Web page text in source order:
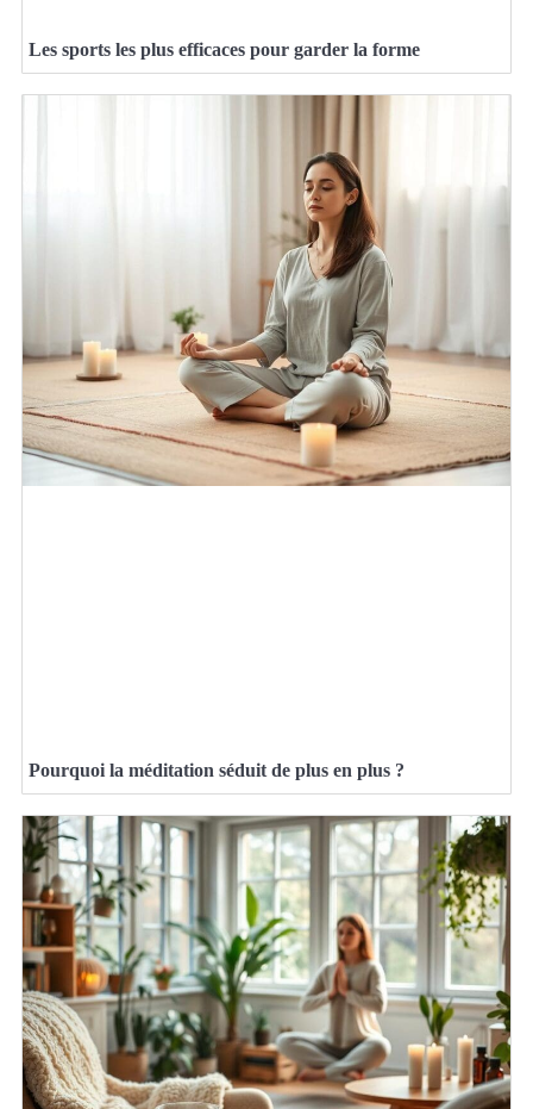
Les sports les plus efficaces pour garder la forme
Pourquoi la méditation séduit de plus en plus ?